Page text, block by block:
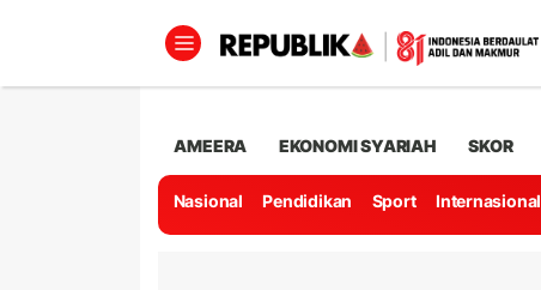
AMEERA EKONOMI SYARIAH SKOR
Nasional Pendidikan Sport Internasional